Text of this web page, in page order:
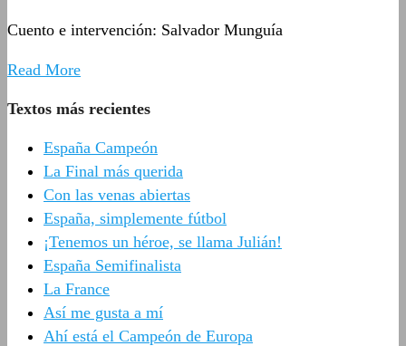
Cuento e intervención: Salvador Munguía
Read More
Textos más recientes
España Campeón
La Final más querida
Con las venas abiertas
España, simplemente fútbol
¡Tenemos un héroe, se llama Julián!
España Semifinalista
La France
Así me gusta a mí
Ahí está el Campeón de Europa